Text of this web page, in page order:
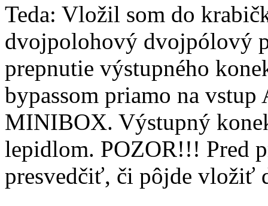
Teda: Vložil som do
dvojpolohový dvojpólový
prepnutie výstupného
bypassom priamo na
MINIBOX. Výstupný
lepidlom. POZOR!!! Pred
presvedčiť, či pôjde vložiť